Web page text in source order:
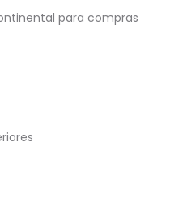
para compras